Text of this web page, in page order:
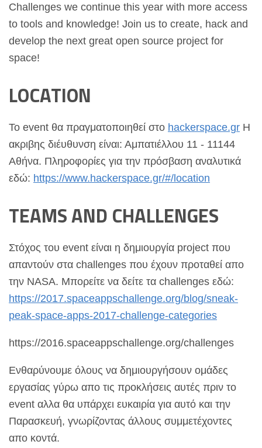
Challenges we continue this year with more access
to tools and knowledge! Join us to create, hack and
develop the next great open source project for
space!
LOCATION
Το event θα πραγματοποιηθεί στο hackerspace.gr Η
ακριβης διέυθυνση είναι: Αμπατιέλλου 11 - 11144
Αθήνα. Πληροφορίες για την πρόσβαση αναλυτικά
εδώ: https://www.hackerspace.gr/#/location
TEAMS AND CHALLENGES
Στόχος του event είναι η δημιουργία project που
απαντούν στα challenges που έχουν προταθεί απο
την NASA. Μπορείτε να δείτε τα challenges εδώ:
https://2017.spaceappschallenge.org/blog/sneak-
peak-space-apps-2017-challenge-categories
https://2016.spaceappschallenge.org/challenges
Ενθαρύνουμε όλους να δημιουργήσουν ομάδες
εργασίας γύρω απο τις προκλήσεις αυτές πριν το
event αλλα θα υπάρχει ευκαιρία για αυτό και την
Παρασκευή, γνωρίζοντας άλλους συμμετέχοντες
απο κοντά.